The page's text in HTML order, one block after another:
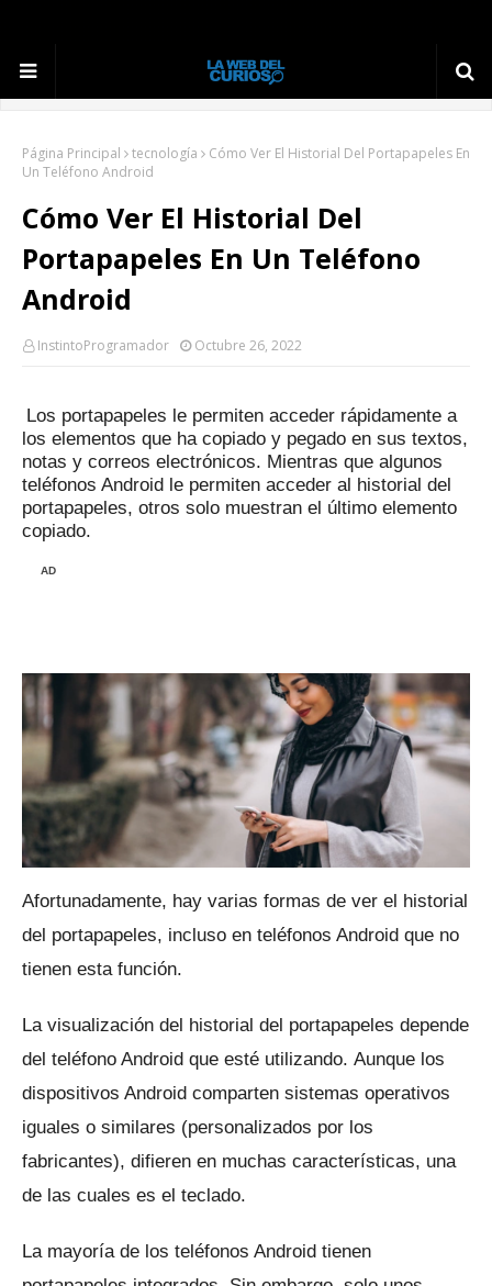
Página Principal tecnología
Cómo Ver El Historial Del Portapapeles En
Un Teléfono Android
Cómo Ver El Historial Del
Portapapeles En Un Teléfono
Android
InstintoProgramador Octubre 26, 2022
Los portapapeles le permiten acceder rápidamente a
los elementos que ha copiado y pegado en sus textos,
notas y correos electrónicos. Mientras que algunos
teléfonos Android le permiten acceder al historial del
portapapeles, otros solo muestran el último elemento
copiado.
AD
Afortunadamente, hay varias formas de ver el historial
del portapapeles, incluso en teléfonos Android que no
tienen esta función.
La visualización del historial del portapapeles depende
del teléfono Android que esté utilizando. Aunque los
dispositivos Android comparten sistemas operativos
iguales o similares (personalizados por los
fabricantes), difieren en muchas características, una
de las cuales es el teclado.
La mayoría de los teléfonos Android tienen